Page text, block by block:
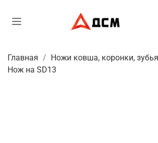
Главная Ножи ковша, коронки, зубья
Нож на SD13